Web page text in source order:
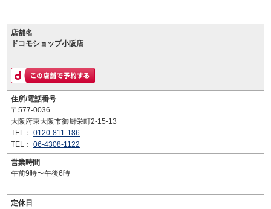
店舗名
ドコモショップ小阪店
住所/電話番号
〒577-0036
大阪府東大阪市御厨栄町2-15-13
TEL： 0120-811-186
TEL： 06-4308-1122
営業時間
午前9時〜午後6時
定休日